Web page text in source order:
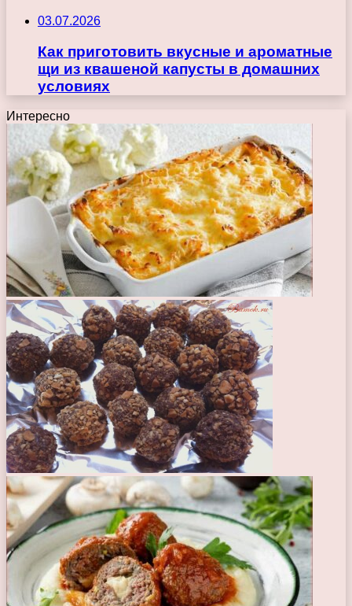
03.07.2026
Как приготовить вкусные и ароматные
щи из квашеной капусты в домашних
условиях
Интересно